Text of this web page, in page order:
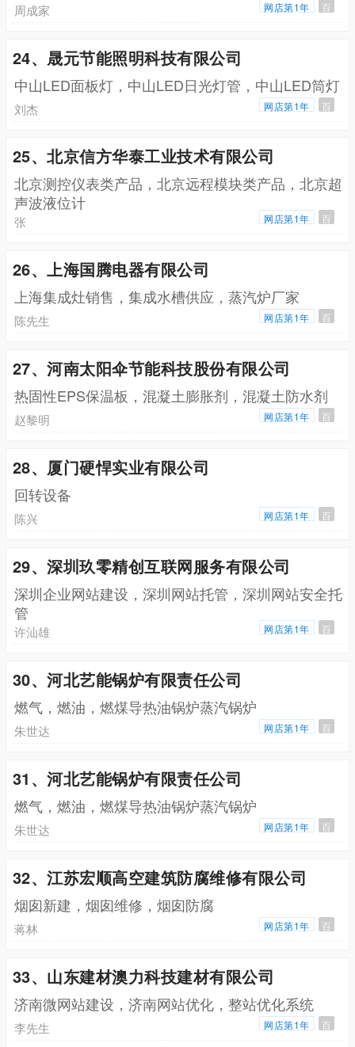
周成家 网店第1年 百
24、晟元节能照明科技有限公司
中山LED面板灯，中山LED日光灯管，中山LED筒灯
刘杰 网店第1年 百
25、北京信方华泰工业技术有限公司
北京测控仪表类产品，北京远程模块类产品，北京超
声波液位计
张 网店第1年 百
26、上海国腾电器有限公司
上海集成灶销售，集成水槽供应，蒸汽炉厂家
陈先生 网店第1年 百
27、河南太阳伞节能科技股份有限公司
热固性EPS保温板，混凝土膨胀剂，混凝土防水剂
赵黎明 网店第1年 百
28、厦门硬悍实业有限公司
回转设备
陈兴 网店第1年 百
29、深圳玖零精创互联网服务有限公司
深圳企业网站建设，深圳网站托管，深圳网站安全托
管
许汕雄 网店第1年 百
30、河北艺能锅炉有限责任公司
燃气，燃油，燃煤导热油锅炉蒸汽锅炉
朱世达 网店第1年 百
31、河北艺能锅炉有限责任公司
燃气，燃油，燃煤导热油锅炉蒸汽锅炉
朱世达 网店第1年 百
32、江苏宏顺高空建筑防腐维修有限公司
烟囱新建，烟囱维修，烟囱防腐
蒋林 网店第1年 百
33、山东建材澳力科技建材有限公司
济南微网站建设，济南网站优化，整站优化系统
李先生 网店第1年 百